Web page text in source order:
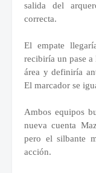
salida del
correcta.
El empate
recibiría un pase a
área y definiría
El marcador se
Ambos equipos
nueva cuenta
pero el silbante
acción.